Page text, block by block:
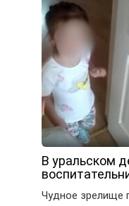
В уральском
Чудное зрелище